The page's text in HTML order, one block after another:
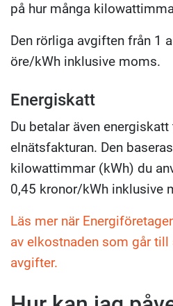
på hur många
Den rörliga avgiften från 1
öre/kWh inklusive moms.
Energiskatt
Du betalar även
elnätsfakturan. Den
kilowattimmar (kWh) du
0,45 kronor/kWh inklusive
Läs mer när
av elkostnaden som går
avgifter.